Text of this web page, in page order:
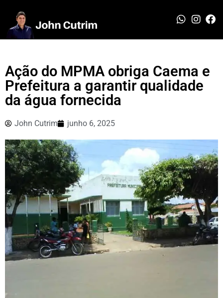
Ação do MPMA obriga Caema e
Prefeitura a garantir qualidade
da água fornecida
John Cutrim junho 6, 2025